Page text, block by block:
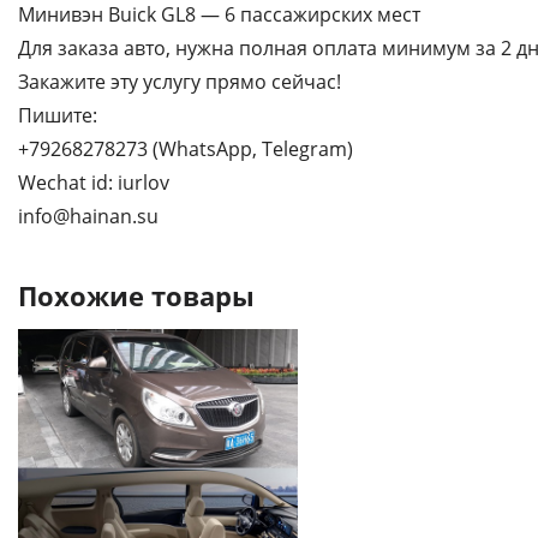
Минивэн Buick GL8 — 6 пассажирских мест
Для заказа авто, нужна полная оплата минимум за 2
Закажите эту услугу прямо сейчас!
Пишите:
+79268278273 (WhatsApp, Telegram)
Wechat id: iurlov
info@hainan.su
Похожие товары